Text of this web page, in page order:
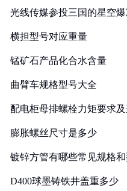
光线传媒参投三国的星空
横担型号对应重量
锰矿石产品化合水含量
曲臂车规格型号大全
配电柜母排螺栓力矩要求
膨胀螺丝尺寸是多少
镀锌方管有哪些常见规格
D400球墨铸铁井盖重多少